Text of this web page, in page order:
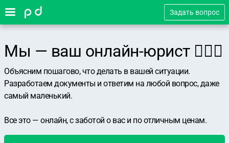
Задать вопрос
Мы — ваш онлайн-юрист 👨🏻‍⚖️
Объясним пошагово, что делать в вашей ситуации.
Разработаем документы и ответим на любой вопрос, даже
самый маленький.
Все это — онлайн, с заботой о вас и по отличным ценам.